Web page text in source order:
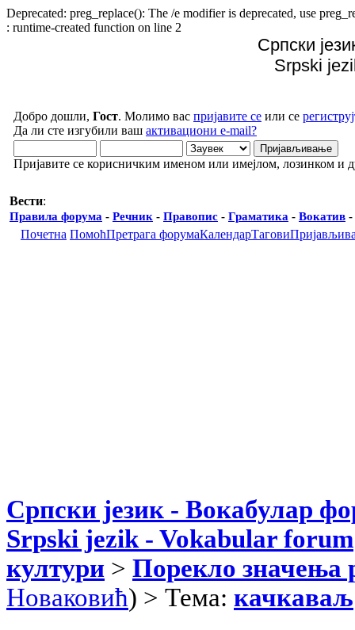
Deprecated: preg_replace(): The /e modifier is deprecated, use
: runtime-created function on line 2
Српски
Srpski
Добро дошли, Гост. Молимо вас пријавите се или се
Да ли сте изгубили ваш активациони e-mail?
Пријавите се корисничким именом или имејлом, лозинком и
Вести:
Правила форума - Речник - Правопис - Граматика - Вокатив -
Почетна ПомоћПретрага форумаКалендарТагови
Српски језик - Вокабулар
Srpski jezik - Vokabular forum
култури > Порекло значења
Новаковић) > Тема: качкаваљ